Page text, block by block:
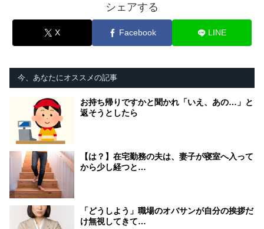
シェアする
X Facebook LINE
今、あなたにオススメの記事
お持ち帰りですかと聞かれ「いえ、あの…」と
返そうとしたら
【は？】在宅勤務の夫は、妻子が寝室へ入って
から少し経つと…
「どうしよう」職場のオバサンが自分の挨拶だ
け無視してきて…